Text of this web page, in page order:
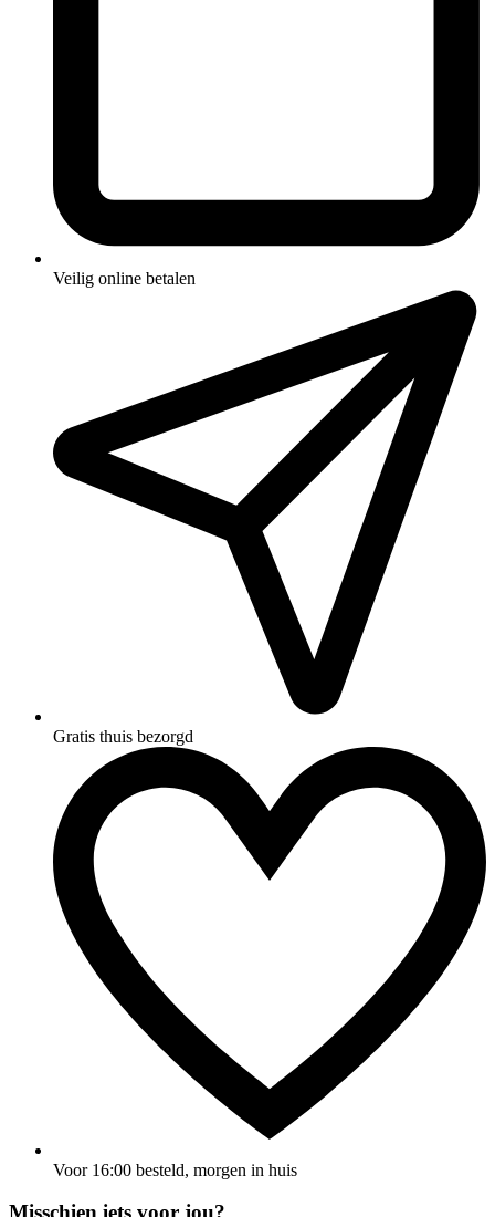
Veilig online betalen
Gratis thuis bezorgd
Voor 16:00 besteld, morgen in huis